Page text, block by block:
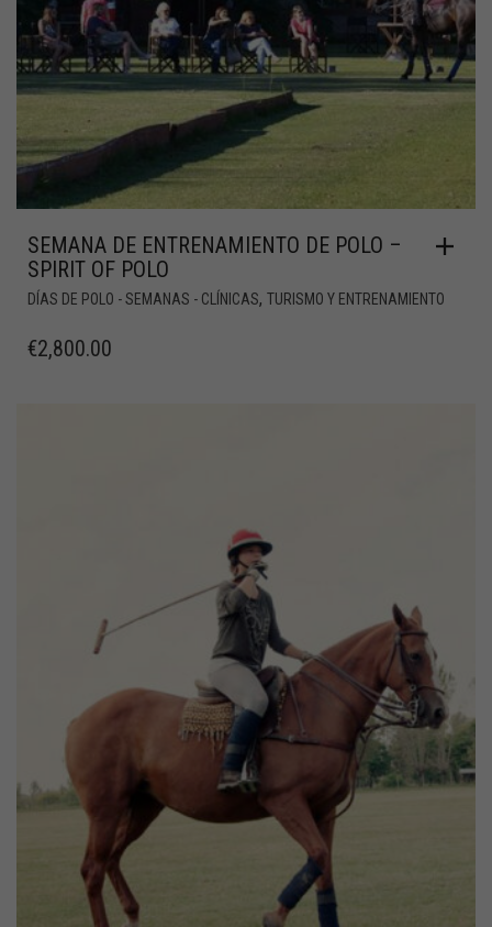
SEMANA DE ENTRENAMIENTO DE POLO –
SPIRIT OF POLO
DÍAS DE POLO - SEMANAS - CLÍNICAS, TURISMO Y ENTRENAMIENTO
€2,800.00